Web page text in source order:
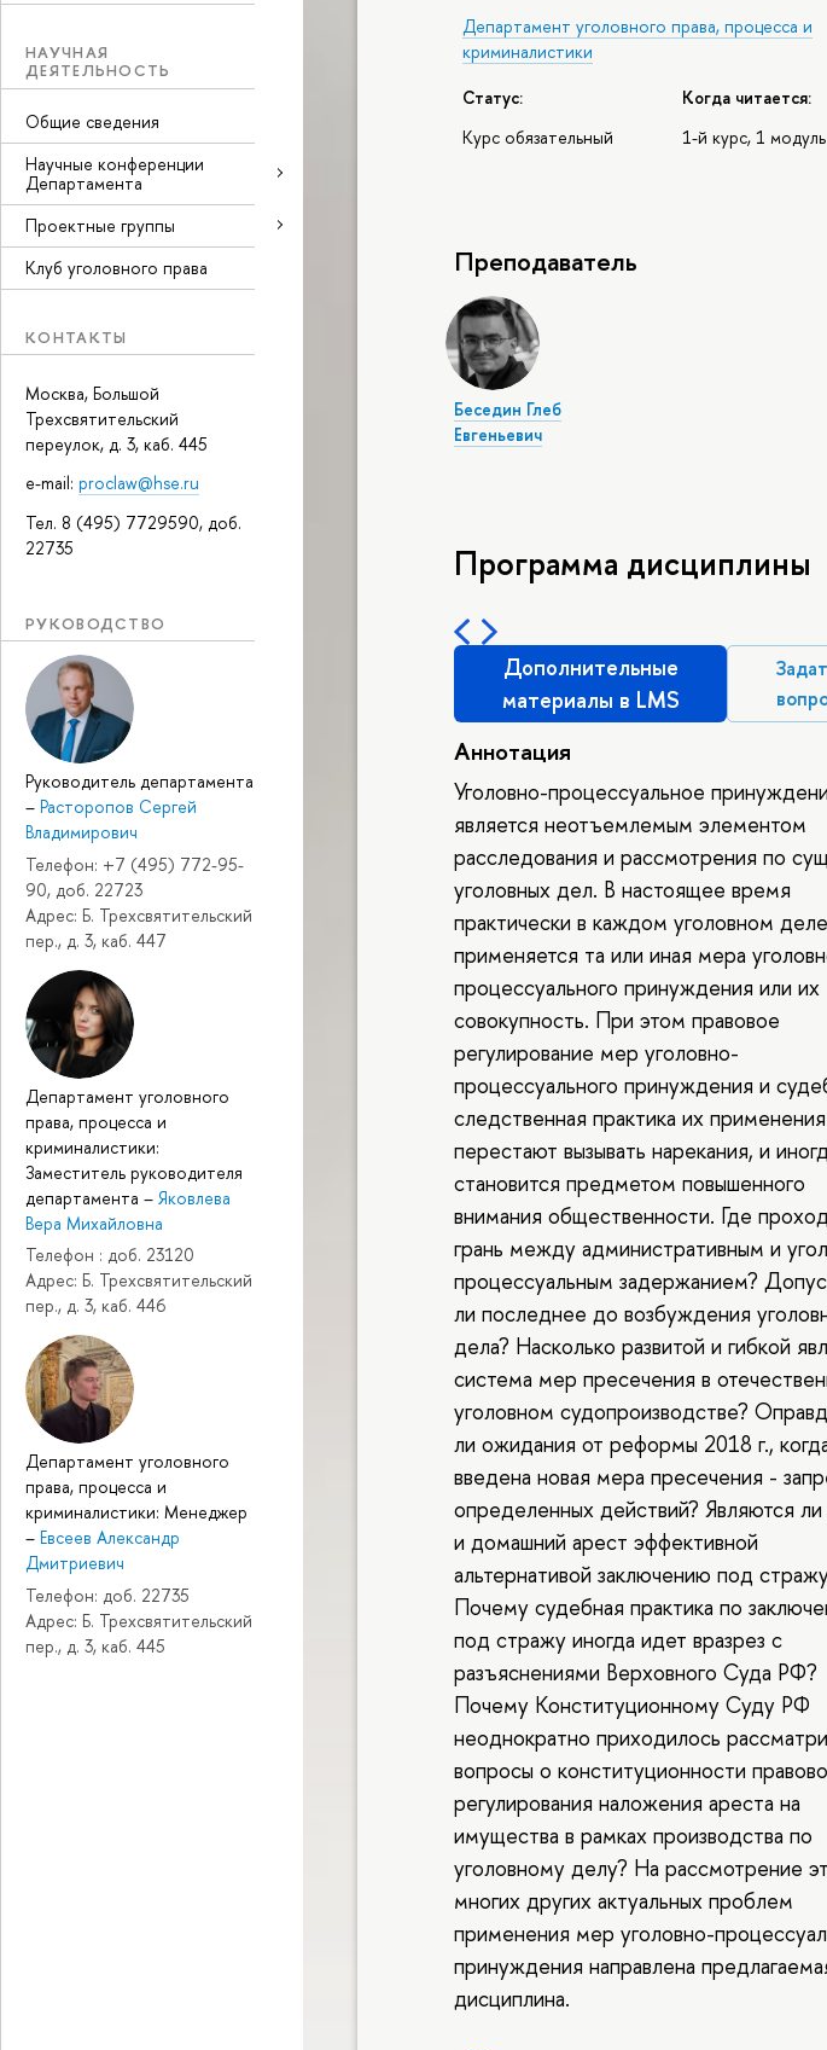
НАУЧНАЯ
ДЕЯТЕЛЬНОСТЬ
Общие сведения
Научные конференции
Департамента
Проектные группы
Клуб уголовного права
КОНТАКТЫ
Москва, Большой
Трехсвятительский
переулок, д. 3, каб. 445
e-mail: proclaw@hse.ru
Тел. 8 (495) 7729590, доб.
22735
РУКОВОДСТВО
Руководитель департамента
– Расторопов Сергей
Владимирович
Телефон: +7 (495) 772-95-
90, доб. 22723
Адрес: Б. Трехсвятительский
пер., д. 3, каб. 447
Департамент уголовного
права, процесса и
криминалистики:
Заместитель руководителя
департамента – Яковлева
Вера Михайловна
Телефон : доб. 23120
Адрес: Б. Трехсвятительский
пер., д. 3, каб. 446
Департамент уголовного
права, процесса и
криминалистики: Менеджер
– Евсеев Александр
Дмитриевич
Телефон: доб. 22735
Адрес: Б. Трехсвятительский
пер., д. 3, каб. 445
Департамент уголовного права, процесса и
криминалистики
Статус:
Курс обязательный
Когда читается:
1-й курс, 1 модуль
Преподаватель
Беседин Глеб
Евгеньевич
Программа дисциплины
Дополнительные
материалы в LMS
Аннотация
Уголовно-процессуальное
является неотъемлемым элементом
расследования и рассмотрения по
уголовных дел. В настоящее время
практически в каждом уголовном деле
применяется та или иная мера
процессуального принуждения или их
совокупность. При этом правовое
регулирование мер уголовно-
процессуального принуждения и
следственная практика их
перестают вызывать нарекания, и
становится предметом повышенного
внимания общественности. Где
грань между административным и
процессуальным задержанием?
ли последнее до возбуждения
дела? Насколько развитой и гибкой
система мер пресечения в
уголовном судопроизводстве?
ли ожидания от реформы 2018 г.,
введена новая мера пресечения -
определенных действий? Являются ли
и домашний арест эффективной
альтернативой заключению под
Почему судебная практика по
под стражу иногда идет вразрез с
разъяснениями Верховного Суда РФ?
Почему Конституционному Суду РФ
неоднократно приходилось
вопросы о конституционности
регулирования наложения ареста на
имущества в рамках производства по
уголовному делу? На рассмотрение
многих других актуальных проблем
применения мер уголовно-
принуждения направлена
дисциплина.